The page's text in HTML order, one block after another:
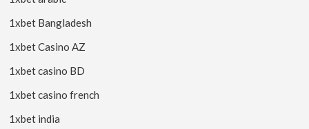
1xbet Bangladesh
1xbet Casino AZ
1xbet casino BD
1xbet casino french
1xbet india